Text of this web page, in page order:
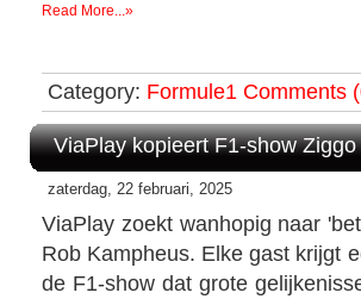
Read More...»
Category: Formule1 Comments
ViaPlay kopieert F1-show
zaterdag, 22 februari, 2025
ViaPlay zoekt wanhopig naar
Rob Kampheus. Elke gast krijgt
de F1-show dat grote